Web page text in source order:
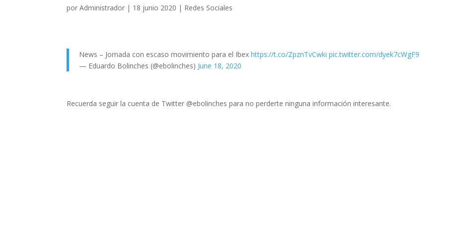
porAdministrador | 18 junio 2020 | Redes Sociales
News – Jornada con escaso movimiento para el Ibexhttps://t.co/ZpznTvCwki pic.twitter.com/dyek7cWgF9
— Eduardo Bolinches (@ebolinches) June 18, 2020
Recuerda seguir la cuenta de Twitter @ebolinches para no perderte ninguna información interesante.